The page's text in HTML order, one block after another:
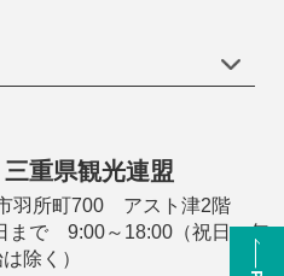
重県観光連盟
羽所町700 アスト津2階
まで 9:00～18:00（祝日・年
除く）